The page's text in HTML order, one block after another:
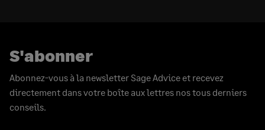
S'abonner
Abonnez-vous à la newsletter Sage Advice et recevez
directement dans votre boîte aux lettres nos tous derniers
conseils.